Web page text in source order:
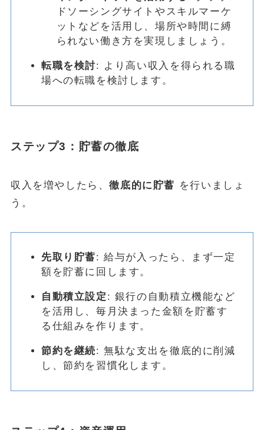
ドソーシングサイトやスキルマーケ
ットなどを活用し、場所や時間に縛
られない働き方を実現しましょう。
転職を検討: より高い収入を得られる職
場への転職を検討します。
ステップ3：貯蓄の徹底
収入を増やしたら、徹底的に貯蓄 を行いましょ
う。
先取り貯蓄: 給与が入ったら、まず一定
額を貯蓄に回します。
自動積立設定 : 銀行の自動積立機能など
を活用し、毎月決まった金額を貯蓄す
る仕組みを作ります。
節約を継続: 無駄な支出を徹底的に削減
し、節約を習慣化します。